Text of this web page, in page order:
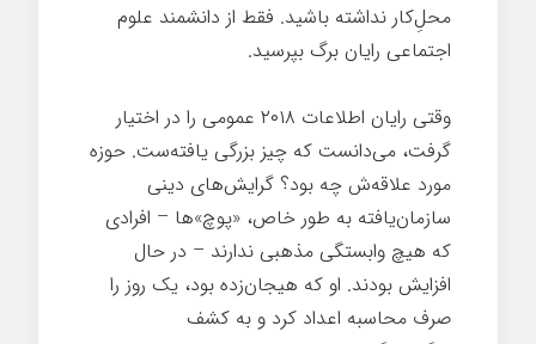
محل‌ِکار نداشته باشید. فقط از دانشمند علوم
اجتماعی رایان برگ بپرسید.
وقتی رایان اطلاعات ۲۰۱۸ عمومی را در اختیار
گرفت، می‌دانست که چیز بزرگی یافته‌ست. حوزه
مورد علاقه‌ش چه بود؟ گرایش‌های دینی
سازمان‌یافته به طور خاص، «پوچ»ها – افرادی
که هیچ وابستگی مذهبی ندارند – در حال
افزایش بودند. او که هیجان‌زده بود، یک روز را
صرف محاسبه اعداد کرد و به کشف